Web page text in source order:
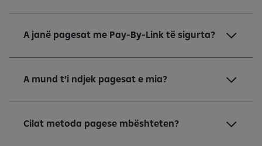
A janë pagesat me Pay-By-Link të sigurta?
A mund t’i ndjek pagesat e mia?
Cilat metoda pagese mbështeten?